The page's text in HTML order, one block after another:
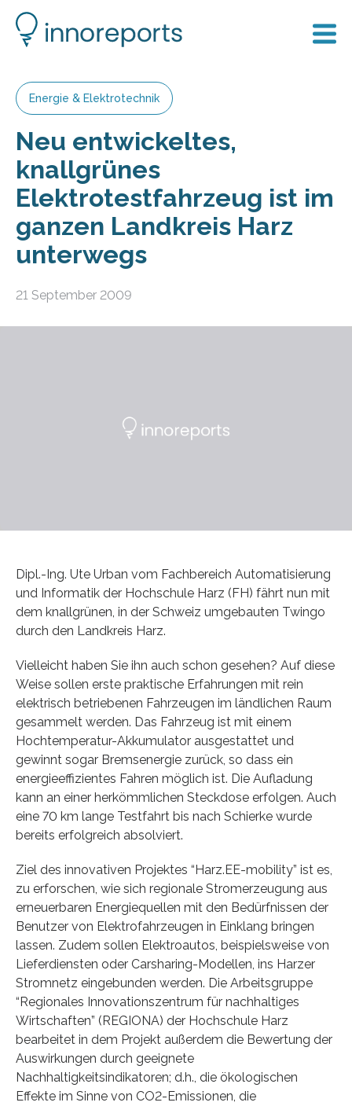
Energie & Elektrotechnik
Neu entwickeltes,
knallgrünes
Elektrotestfahrzeug ist im
ganzen Landkreis Harz
unterwegs
21 September 2009
Dipl.-Ing. Ute Urban vom Fachbereich Automatisierung
und Informatik der Hochschule Harz (FH) fährt nun mit
dem knallgrünen, in der Schweiz umgebauten Twingo
durch den Landkreis Harz.
Vielleicht haben Sie ihn auch schon gesehen? Auf diese
Weise sollen erste praktische Erfahrungen mit rein
elektrisch betriebenen Fahrzeugen im ländlichen Raum
gesammelt werden. Das Fahrzeug ist mit einem
Hochtemperatur-Akkumulator ausgestattet und
gewinnt sogar Bremsenergie zurück, so dass ein
energieeffizientes Fahren möglich ist. Die Aufladung
kann an einer herkömmlichen Steckdose erfolgen. Auch
eine 70 km lange Testfahrt bis nach Schierke wurde
bereits erfolgreich absolviert.
Ziel des innovativen Projektes “Harz.EE-mobility” ist es,
zu erforschen, wie sich regionale Stromerzeugung aus
erneuerbaren Energiequellen mit den Bedürfnissen der
Benutzer von Elektrofahrzeugen in Einklang bringen
lassen. Zudem sollen Elektroautos, beispielsweise von
Lieferdiensten oder Carsharing-Modellen, ins Harzer
Stromnetz eingebunden werden. Die Arbeitsgruppe
“Regionales Innovationszentrum für nachhaltiges
Wirtschaften” (REGIONA) der Hochschule Harz
bearbeitet in dem Projekt außerdem die Bewertung der
Auswirkungen durch geeignete
Nachhaltigkeitsindikatoren; d.h., die ökologischen
Effekte im Sinne von CO2-Emissionen, die